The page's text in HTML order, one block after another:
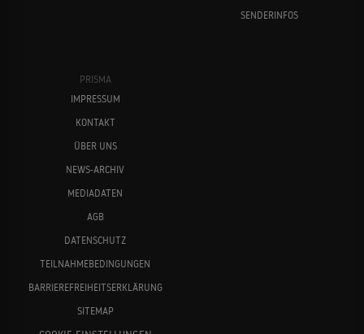
SENDERINFOS
PRISMA
IMPRESSUM
KONTAKT
ÜBER UNS
NEWS-ARCHIV
MEDIADATEN
AGB
DATENSCHUTZ
TEILNAHMEBEDINGUNGEN
BARRIEREFREIHEITSERKLÄRUNG
SITEMAP